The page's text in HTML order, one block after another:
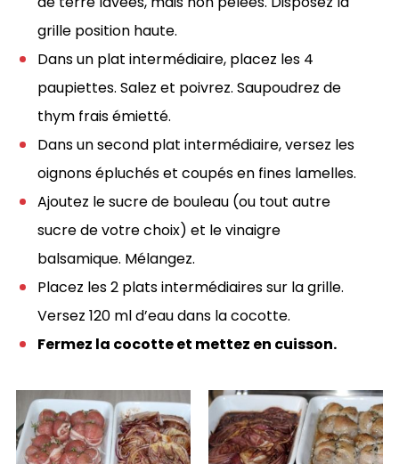
grille position haute.
Dans un plat intermédiaire, placez les 4
paupiettes. Salez et poivrez. Saupoudrez de
thym frais émietté.
Dans un second plat intermédiaire, versez les
oignons épluchés et coupés en fines lamelles.
Ajoutez le sucre de bouleau (ou tout autre
sucre de votre choix) et le vinaigre
balsamique. Mélangez.
Placez les 2 plats intermédiaires sur la grille.
Versez 120 ml d’eau dans la cocotte.
Fermez la cocotte et mettez en cuisson.